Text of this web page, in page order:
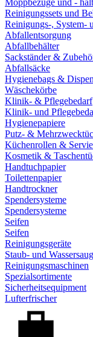
Moppbezüge und -
Reinigungssets und
Reinigungs-, System-
Abfallentsorgung
Abfallbehälter
Sackständer &
Abfallsäcke
Hygienebags &
Wäschekörbe
Klinik- & Pflegebedarf
Klinik- und
Hygienepapiere
Putz- &
Küchenrollen &
Kosmetik &
Handtuchpapier
Toilettenpapier
Handtrockner
Spendersysteme
Spendersysteme
Seifen
Seifen
Reinigungsgeräte
Staub- und
Reinigungsmaschinen
Spezialsortimente
Sicherheitsequipment
Lufterfrischer